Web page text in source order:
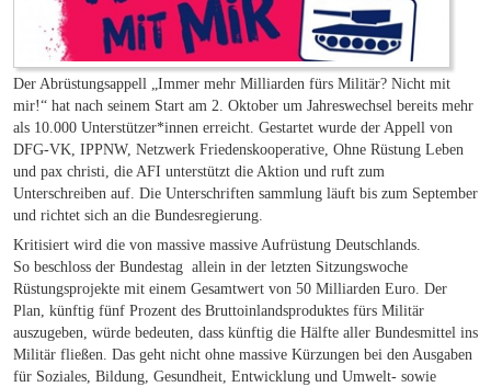
Der Abrüstungsappell „Immer mehr Milliarden fürs Militär? Nicht mit
mir!“ hat nach seinem Start am 2. Oktober um Jahreswechsel bereits mehr
als 10.000 Unterstützer*innen erreicht. Gestartet wurde der Appell von
DFG-VK, IPPNW, Netzwerk Friedenskooperative, Ohne Rüstung Leben
und pax christi, die AFI unterstützt die Aktion und ruft zum
Unterschreiben auf. Die Unterschriften sammlung läuft bis zum September
und richtet sich an die Bundesregierung.
Kritisiert wird die von massive massive Aufrüstung Deutschlands.
So beschloss der Bundestag allein in der letzten Sitzungswoche
Rüstungsprojekte mit einem Gesamtwert von 50 Milliarden Euro. Der
Plan, künftig fünf Prozent des Bruttoinlandsproduktes fürs Militär
auszugeben, würde bedeuten, dass künftig die Hälfte aller Bundesmittel ins
Militär fließen. Das geht nicht ohne massive Kürzungen bei den Ausgaben
für Soziales, Bildung, Gesundheit, Entwicklung und Umwelt- sowie